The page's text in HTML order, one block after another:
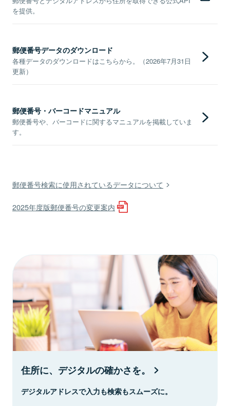
を提供。
郵便番号データのダウンロード
各種データのダウンロードはこちらから。（2026年7月31日
更新）
郵便番号・バーコードマニュアル
郵便番号や、バーコードに関するマニュアルを掲載していま
す。
郵便番号検索に使用されているデータについて
2025年度版郵便番号の変更案内
住所に、デジタルの確かさを。
デジタルアドレスで入力も検索もスムーズに。